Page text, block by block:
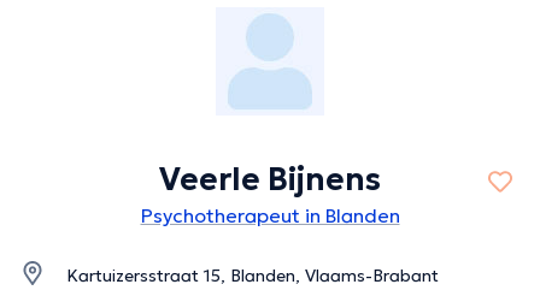
Veerle Bijnens
Psychotherapeut in Blanden
Kartuizersstraat 15, Blanden, Vlaams-Brabant